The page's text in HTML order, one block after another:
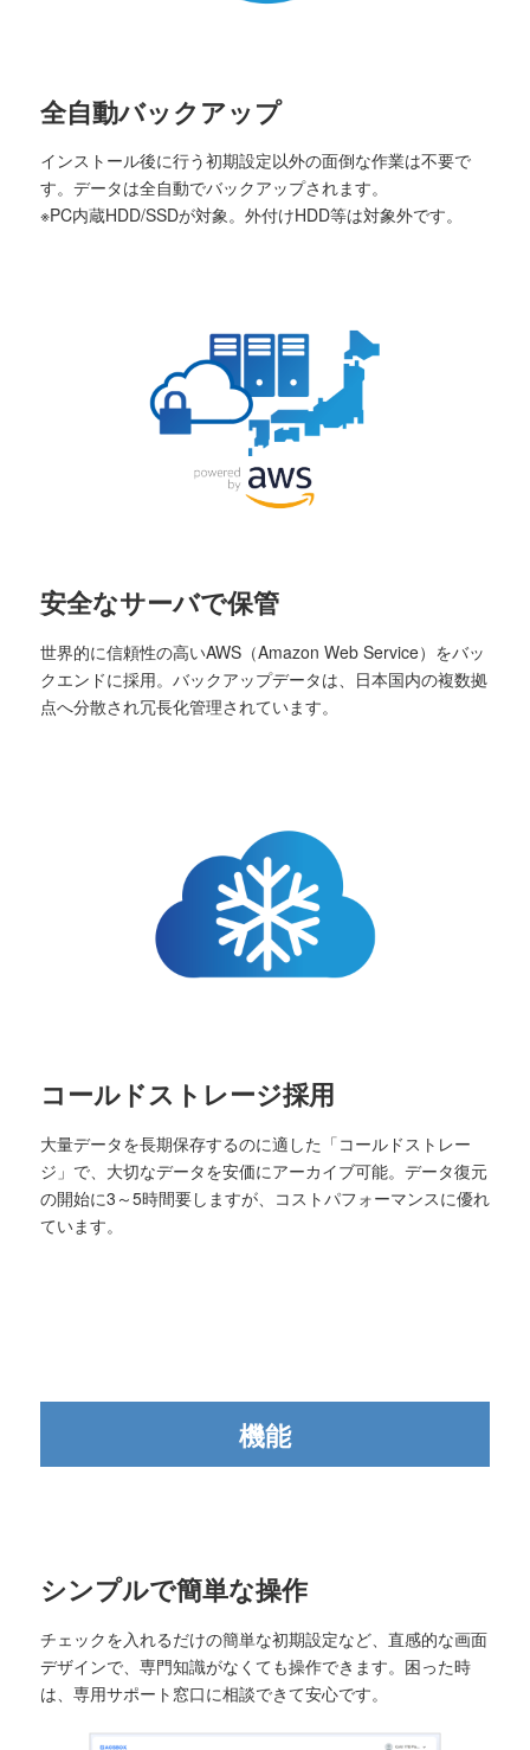
全自動バックアップ
インストール後に行う初期設定以外の面倒な作業は不要で
す。データは全自動でバックアップされます。
※PC内蔵HDD/SSDが対象。外付けHDD等は対象外です。
安全なサーバで保管
世界的に信頼性の高いAWS（Amazon Web Service）をバッ
クエンドに採用。バックアップデータは、日本国内の複数拠
点へ分散され冗長化管理されています。
コールドストレージ採用
大量データを長期保存するのに適した「コールドストレー
ジ」で、大切なデータを安価にアーカイブ可能。データ復元
の開始に3～5時間要しますが、コストパフォーマンスに優れ
ています。
機能
シンプルで簡単な操作
チェックを入れるだけの簡単な初期設定など、直感的な画面
デザインで、専門知識がなくても操作できます。困った時
は、専用サポート窓口に相談できて安心です。